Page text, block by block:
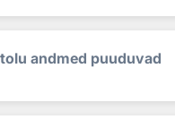
andmed puuduvad